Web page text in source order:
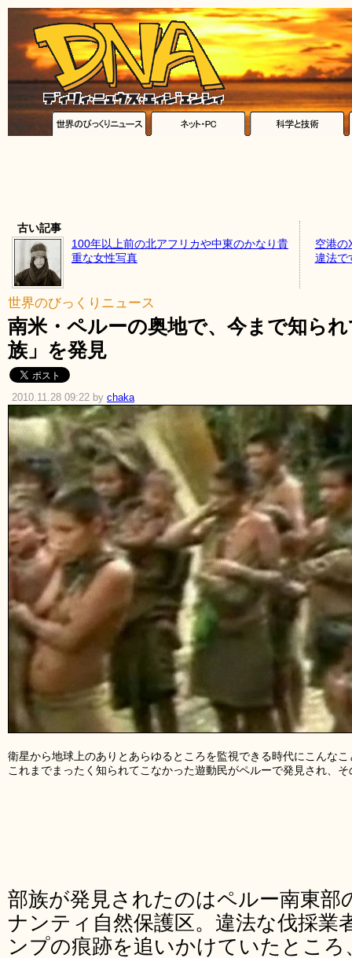
古い記事
100年以上前の北アフリカや中東のかなり貴
重な女性写真
空港の
違法で
世界のびっくりニュース
南米・ペルーの奥地で、今まで知ら
族」を発見
2010.11.28 09:22 by chaka
衛星から地球上のありとあらゆるところを監視できる時代にこんな
これまでまったく知られてこなかった遊動民がペルーで発見され、
部族が発見されたのはペルー南東部
ナンティ自然保護区。違法な伐採業
ンプの痕跡を追いかけていたとこ